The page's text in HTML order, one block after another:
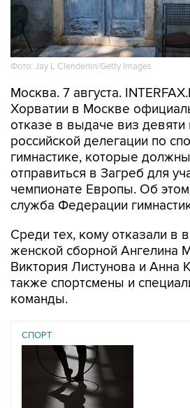
Фото: Jay L Clendenin/Getty Images
Москва. 7 августа.
Хорватии в Москве
отказе в выдаче виз девяти
российской делегации по
гимнастике, которые
отправиться в Загреб для
чемпионате Европы. Об
служба Федерации
Среди тех, кому отказали в
женской сборной Ангелина
Виктория Листунова и Анна
также спортсмены и
команды.
СПОРТ